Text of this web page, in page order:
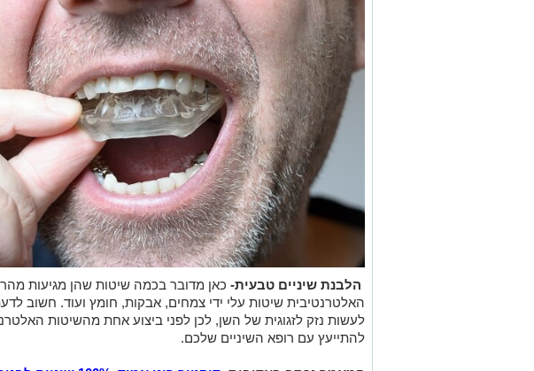
הלבנת שיניים טבעית- כאן מדובר בכמה שיטות שהן מגיעות
האלטרנטיבית שיטות עלי ידי צמחים, אבקות, חומץ ועוד. חשוב
לעשות נזק לזגוגית של השן, לכן לפני ביצוע אחת מהשיטות
להתייעץ עם רופא השיניים שלכם.